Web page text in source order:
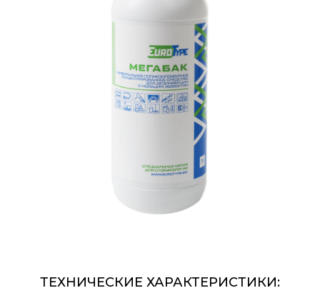
ТЕХНИЧЕСКИЕ ХАРАКТЕРИСТИКИ: